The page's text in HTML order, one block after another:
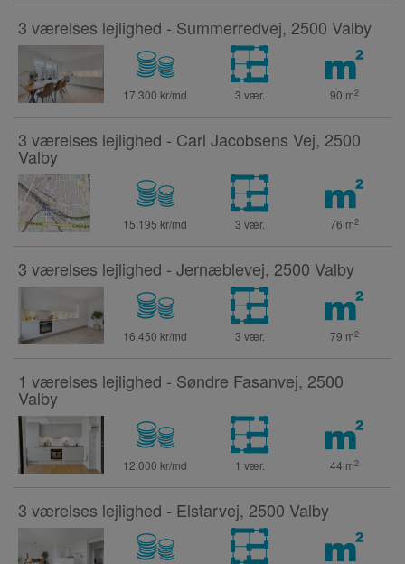
3 værelses lejlighed - Summerredvej, 2500 Valby
17.300 kr/md 3 vær. 90 m2
3 værelses lejlighed - Carl Jacobsens Vej, 2500
Valby
15.195 kr/md 3 vær. 76 m2
3 værelses lejlighed - Jernæblevej, 2500 Valby
16.450 kr/md 3 vær. 79 m2
1 værelses lejlighed - Søndre Fasanvej, 2500
Valby
12.000 kr/md 1 vær. 44 m2
3 værelses lejlighed - Elstarvej, 2500 Valby